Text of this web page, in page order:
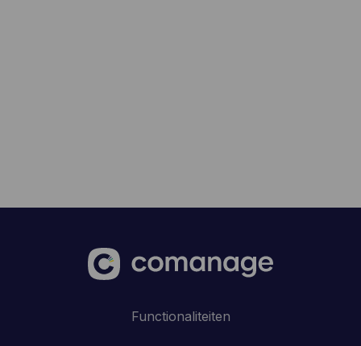
Functionaliteiten